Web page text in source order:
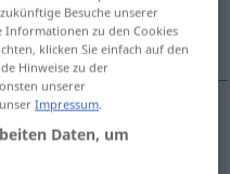
Besuche unserer
Informationen zu den Cookies
klicken Sie einfach auf den
Hinweise zu der
unserer
Impressum.
Daten, um